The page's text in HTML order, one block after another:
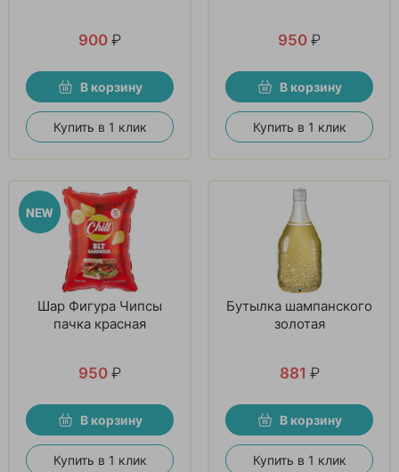
900 ₽
В корзину
Купить в 1 клик
950 ₽
В корзину
Купить в 1 клик
Шар Фигура Чипсы
пачка красная
950 ₽
В корзину
Купить в 1 клик
Бутылка шампанского
золотая
881 ₽
В корзину
Купить в 1 клик